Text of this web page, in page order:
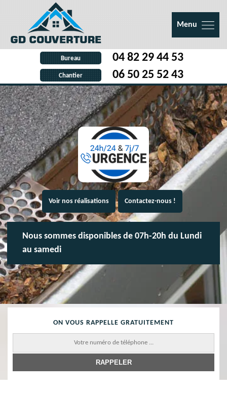
Menu
Bureau 04 82 29 44 53
Chantier 06 50 25 52 43
Voir nos réalisations Contactez-nous !
Nous sommes disponibles de 07h-20h du Lundi
au samedi
ON VOUS RAPPELLE GRATUITEMENT